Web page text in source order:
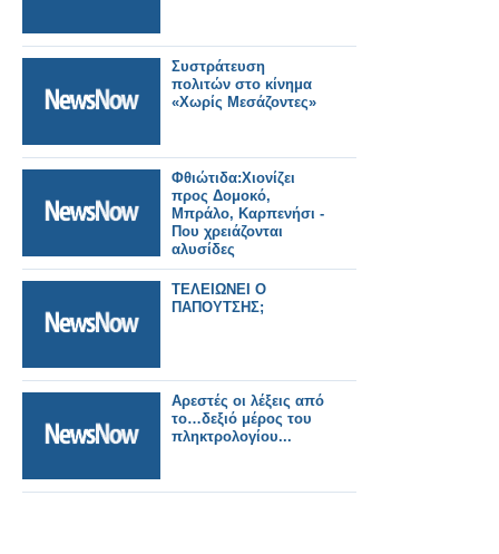
Συστράτευση
πολιτών στο κίνημα
«Χωρίς Μεσάζοντες»
Φθιώτιδα:Χιονίζει
προς Δομοκό,
Μπράλο, Καρπενήσι -
Που χρειάζονται
αλυσίδες
ΤΕΛΕΙΩΝΕΙ Ο
ΠΑΠΟΥΤΣΗΣ;
Αρεστές οι λέξεις από
το…δεξιό μέρος του
πληκτρολογίου...